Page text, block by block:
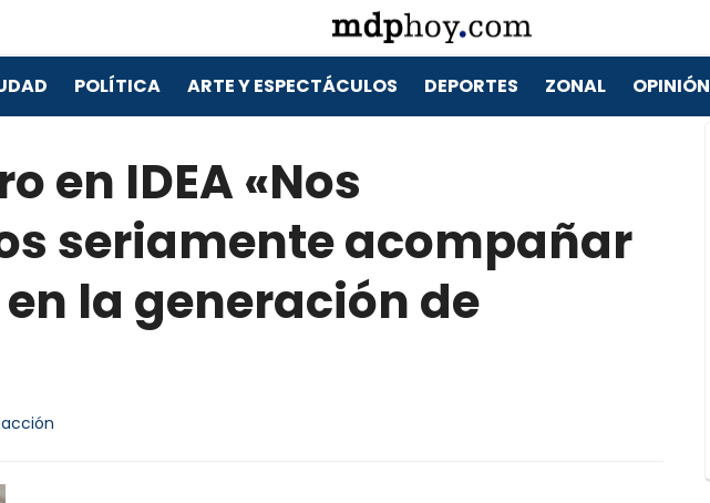
POLÍTICA ARTE Y ESPECTÁCULOS DEPORTES ZONAL OPINIÓN
en IDEA «Nos
seriamente acompañar
la generación de